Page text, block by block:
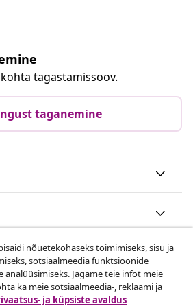
tagastamissoov.
taganemine
nõuetekohaseks toimimiseks, sisu ja
sotsiaalmeedia funktsioonide
analüüsimiseks. Jagame teie infot meie
ka meie sotsiaalmeedia-, reklaami ja
ja küpsiste avaldus